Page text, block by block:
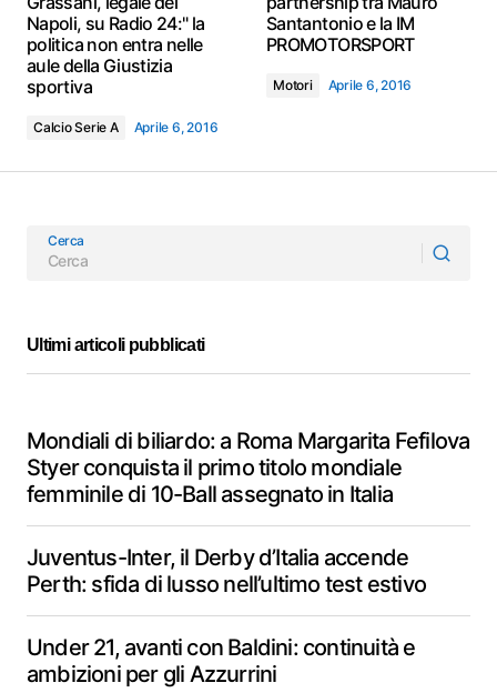
Napoli, su Radio 24:" la
politica non entra nelle
aule della Giustizia
sportiva
Calcio Serie A Aprile 6, 2016
Santantonio e la IM
PROMOTORSPORT
Motori Aprile 6, 2016
Cerca
Ultimi articoli pubblicati
Mondiali di biliardo: a Roma Margarita Fefilova
Styer conquista il primo titolo mondiale
femminile di 10-Ball assegnato in Italia
Juventus-Inter, il Derby d’Italia accende
Perth: sfida di lusso nell’ultimo test estivo
Under 21, avanti con Baldini: continuità e
ambizioni per gli Azzurrini